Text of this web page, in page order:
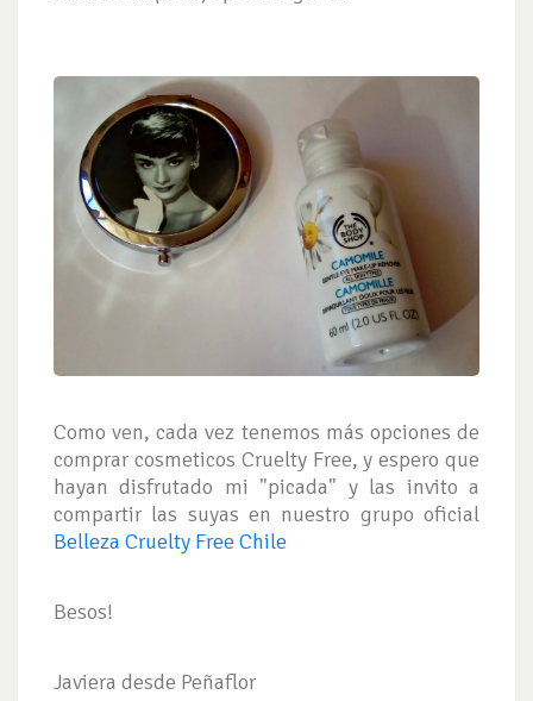
Como ven, cada vez tenemos más opciones de
comprar cosmeticos Cruelty Free, y espero que
hayan disfrutado mi "picada" y las invito a
compartir las suyas en nuestro grupo oficial
Belleza Cruelty Free Chile
Besos!
Javiera desde Peñaflor